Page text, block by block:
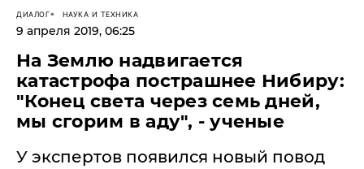
ДИАЛОГ НАУКА И ТЕХНИКА
9 апреля 2019, 06:25
На Землю надвигается
катастрофа пострашнее Нибиру:
"Конец света через семь дней,
мы сгорим в аду", - ученые
У экспертов появился новый повод